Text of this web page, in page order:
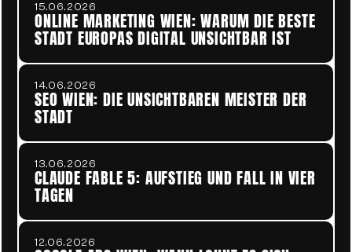
15.06.2026
ONLINE MARKETING WIEN: WARUM DIE BESTE
STADT EUROPAS DIGITAL UNSICHTBAR IST
14.06.2026
SEO WIEN: DIE UNSICHTBAREN MEISTER DER
STADT
13.06.2026
CLAUDE FABLE 5: AUFSTIEG UND FALL IN VIER
TAGEN
12.06.2026